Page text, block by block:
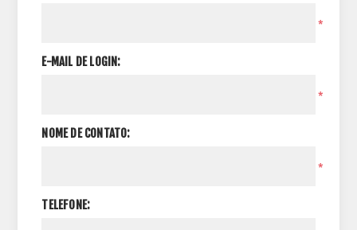
*
E-MAIL DE LOGIN:
*
NOME DE CONTATO:
*
TELEFONE: